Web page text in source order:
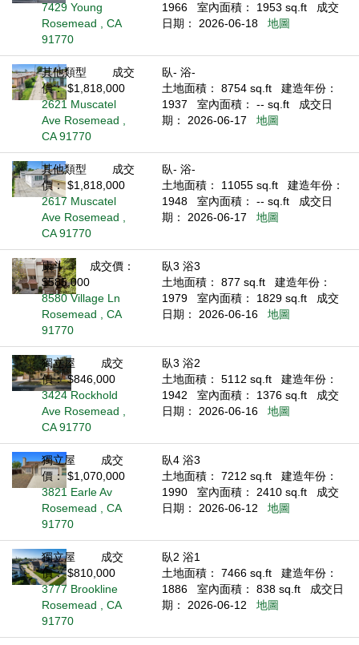
7429 Young
Rosemead , CA
91770
1966
室內面積： 1953 sq.ft
成交
日期： 2026-06-18
地圖
其他類型
成交
價： $1,818,000
2621 Muscatel
Ave Rosemead ,
CA 91770
臥- 浴-
土地面積： 8754 sq.ft
建造年份：
1937
室內面積： -- sq.ft
成交日
期： 2026-06-17
地圖
其他類型
成交
價： $1,818,000
2617 Muscatel
Ave Rosemead ,
CA 91770
臥- 浴-
土地面積： 11055 sq.ft
建造年份：
1948
室內面積： -- sq.ft
成交日
期： 2026-06-17
地圖
康斗
成交價：
$585,000
8580 Village Ln
Rosemead , CA
91770
臥3 浴3
土地面積： 877 sq.ft
建造年份：
1979
室內面積： 1829 sq.ft
成交
日期： 2026-06-16
地圖
獨立屋
成交
價： $846,000
3424 Rockhold
Ave Rosemead ,
CA 91770
臥3 浴2
土地面積： 5112 sq.ft
建造年份：
1942
室內面積： 1376 sq.ft
成交
日期： 2026-06-16
地圖
獨立屋
成交
價： $1,070,000
3821 Earle Av
Rosemead , CA
91770
臥4 浴3
土地面積： 7212 sq.ft
建造年份：
1990
室內面積： 2410 sq.ft
成交
日期： 2026-06-12
地圖
獨立屋
成交
價： $810,000
3777 Brookline
Rosemead , CA
91770
臥2 浴1
土地面積： 7466 sq.ft
建造年份：
1886
室內面積： 838 sq.ft
成交日
期： 2026-06-12
地圖